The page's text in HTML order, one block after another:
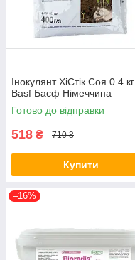
Інокулянт ХіСтік Соя 0.4 кг
Basf Басф Німеччина
Готово до відправки
518 ₴ 710 ₴
Купити
–16%